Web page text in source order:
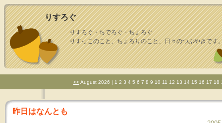
りすろぐ
りすろぐ・ちでろぐ・ちょろぐ
りすっこのこと、ちょろりのこと、日々のつぶやきです
<< August 2026 | 1 2 3 4 5 6 7 8 9 10 11 12 13 14 15 16 17
昨日はなんとも